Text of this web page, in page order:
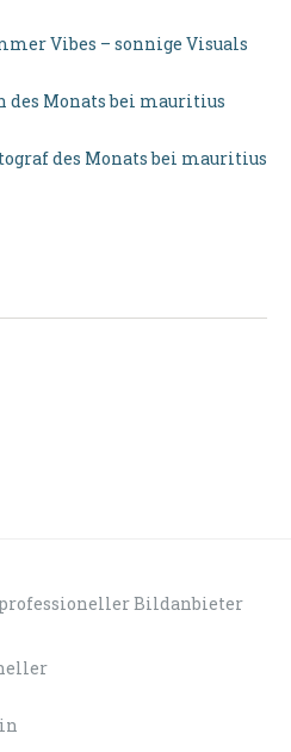
Vibes – sonnige Visuals
des Monats bei mauritius
des Monats bei mauritius